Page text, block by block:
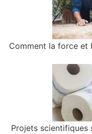
Comment la force et
Projets scientifiques